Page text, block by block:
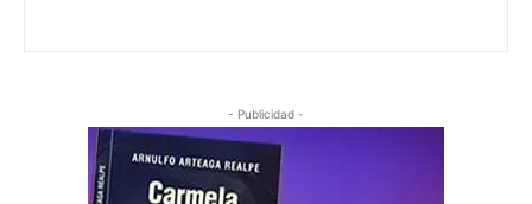
- Publicidad -